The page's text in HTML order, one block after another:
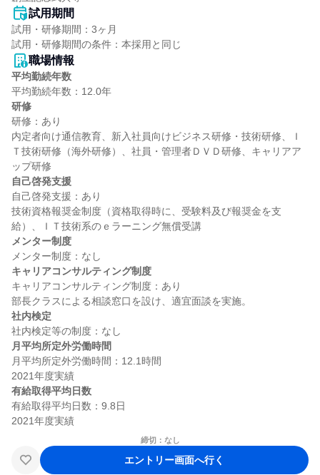
試用期間
試用・研修期間：3ヶ月
職場情報
平均勤続年数
研修
研修：あり
内定者向け通信教育、新入社員向けビジネス研修・技術研修、Ｉ
Ｔ技術研修（海外研修）、社員・管理者ＤＶＤ研修、キャリアア
自己啓発支援
自己啓発支援：あり
技術資格報奨金制度（資格取得時に、受験料及び報奨金を支
メンター制度
キャリアコンサルティング制度
キャリアコンサルティング制度：あり
社内検定
月平均所定外労働時間
月平均所定外労働時間：12.1時間
有給取得平均日数
有給取得平均日数：9.8日
締切：なし
エントリー画面へ行く